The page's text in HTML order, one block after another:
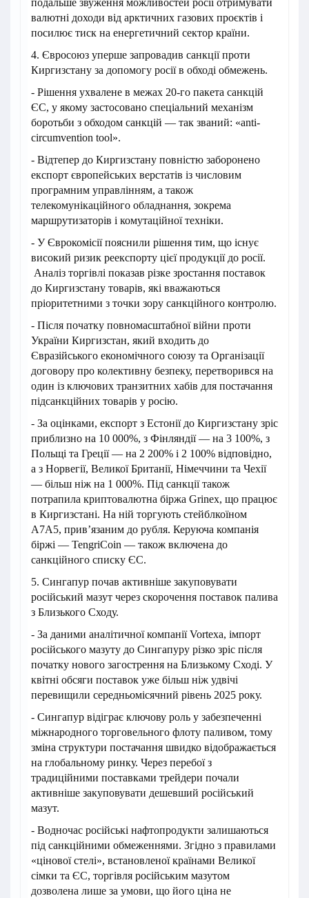
подальше звуження можливостей росії отримувати
валютні доходи від арктичних газових проєктів і
посилює тиск на енергетичний сектор країни.
4. Євросоюз уперше запровадив санкції проти
Киргизстану за допомогу росії в обході обмежень.
- Рішення ухвалене в межах 20-го пакета санкцій
ЄС, у якому застосовано спеціальний механізм
боротьби з обходом санкцій — так званий: «anti-
circumvention tool».
- Відтепер до Киргизстану повністю заборонено
експорт європейських верстатів із числовим
програмним управлінням, а також
телекомунікаційного обладнання, зокрема
маршрутизаторів і комутаційної техніки.
- У Єврокомісії пояснили рішення тим, що існує
високий ризик реекспорту цієї продукції до росії.
Аналіз торгівлі показав різке зростання поставок
до Киргизстану товарів, які вважаються
пріоритетними з точки зору санкційного контролю.
- Після початку повномасштабної війни проти
України Киргизстан, який входить до
Євразійського економічного союзу та Організації
договору про колективну безпеку, перетворився на
один із ключових транзитних хабів для постачання
підсанкційних товарів у росію.
- За оцінками, експорт з Естонії до Киргизстану зріс
приблизно на 10 000%, з Фінляндії — на 3 100%, з
Польщі та Греції — на 2 200% і 2 100% відповідно,
а з Норвегії, Великої Британії, Німеччини та Чехії
— більш ніж на 1 000%. Під санкції також
потрапила криптовалютна біржа Grinex, що працює
в Киргизстані. На ній торгують стейблкоїном
A7A5, прив’язаним до рубля. Керуюча компанія
біржі — TengriCoin — також включена до
санкційного списку ЄС.
5. Сингапур почав активніше закуповувати
російський мазут через скорочення поставок палива
з Близького Сходу.
- За даними аналітичної компанії Vortexa, імпорт
російського мазуту до Сингапуру різко зріс після
початку нового загострення на Близькому Сході. У
квітні обсяги поставок уже більш ніж удвічі
перевищили середньомісячний рівень 2025 року.
- Сингапур відіграє ключову роль у забезпеченні
міжнародного торговельного флоту паливом, тому
зміна структури постачання швидко відображається
на глобальному ринку. Через перебої з
традиційними поставками трейдери почали
активніше закуповувати дешевший російський
мазут.
- Водночас російські нафтопродукти залишаються
під санкційними обмеженнями. Згідно з правилами
«цінової стелі», встановленої країнами Великої
сімки та ЄС, торгівля російським мазутом
дозволена лише за умови, що його ціна не